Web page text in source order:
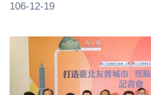
106-12-19